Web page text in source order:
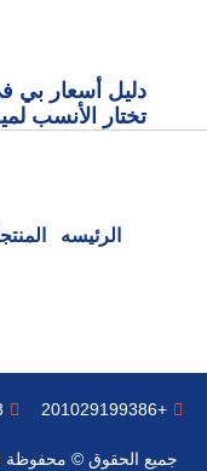
تختار الأنسب
الرئيسه
جميع الحقوق © محفوظة
+201029199386